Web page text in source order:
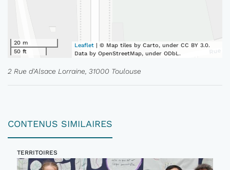
20 m
50 ft
Leaflet | © Map tiles by Carto, under CC BY 3.0.
Data by OpenStreetMap, under ODbL.
2 Rue d'Alsace Lorraine, 31000 Toulouse
CONTENUS SIMILAIRES
TERRITOIRES